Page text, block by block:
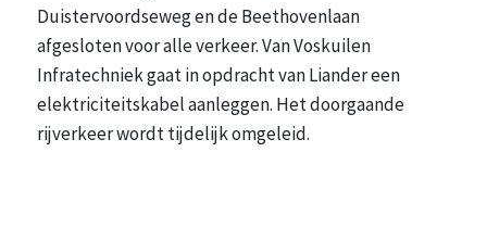
Duistervoordseweg en de Beethovenlaan
afgesloten voor alle verkeer. Van Voskuilen
Infratechniek gaat in opdracht van Liander een
elektriciteitskabel aanleggen. Het doorgaande
rijverkeer wordt tijdelijk omgeleid.